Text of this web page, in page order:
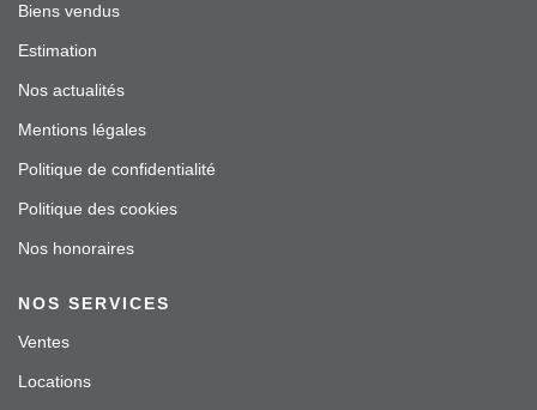
Biens vendus
Estimation
Nos actualités
Mentions légales
Politique de confidentialité
Politique des cookies
Nos honoraires
NOS SERVICES
Ventes
Locations